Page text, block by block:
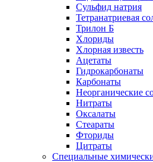
Сульфид натрия
Тетранатриевая
Трилон Б
Хлориды
Хлорная известь
Ацетаты
Гидрокарбонаты
Карбонаты
Неорганические
Нитраты
Оксалаты
Стеараты
Фториды
Цитраты
Специальные